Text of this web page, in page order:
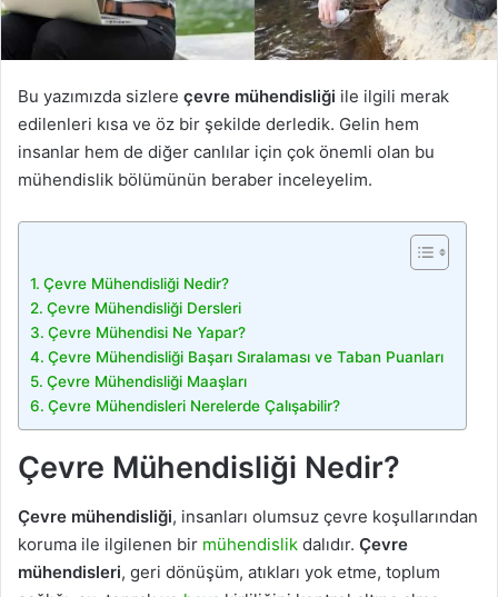
Bu yazımızda sizlere çevre mühendisliği ile ilgili merak
edilenleri kısa ve öz bir şekilde derledik. Gelin hem
insanlar hem de diğer canlılar için çok önemli olan bu
mühendislik bölümünün beraber inceleyelim.
Çevre Mühendisliği Nedir?
Çevre Mühendisliği Dersleri
Çevre Mühendisi Ne Yapar?
Çevre Mühendisliği Başarı Sıralaması ve Taban Puanları
Çevre Mühendisliği Maaşları
Çevre Mühendisleri Nerelerde Çalışabilir?
Çevre Mühendisliği Nedir?
Çevre mühendisliği, insanları olumsuz çevre koşullarından
koruma ile ilgilenen bir mühendislik dalıdır. Çevre
mühendisleri, geri dönüşüm, atıkları yok etme, toplum